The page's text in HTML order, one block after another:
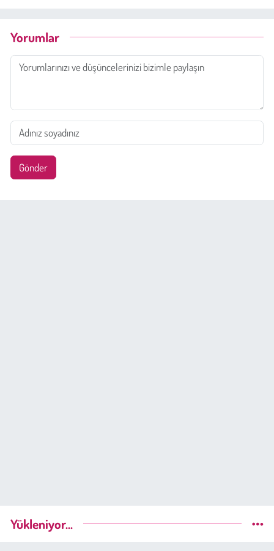
Yorumlar
Gönder
Yükleniyor...